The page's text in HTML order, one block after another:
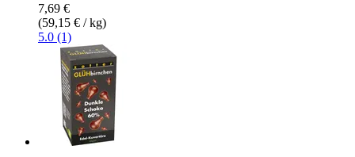
7,69 €
(59,15 € / kg)
5.0 (1)